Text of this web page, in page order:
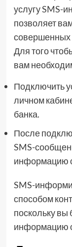
услугу SMS-
позволяет
совершенных
Для того
вам
Подключить
личном
банка.
После
SMS-
информацию
SMS-
способом
поскольку вы
информацию